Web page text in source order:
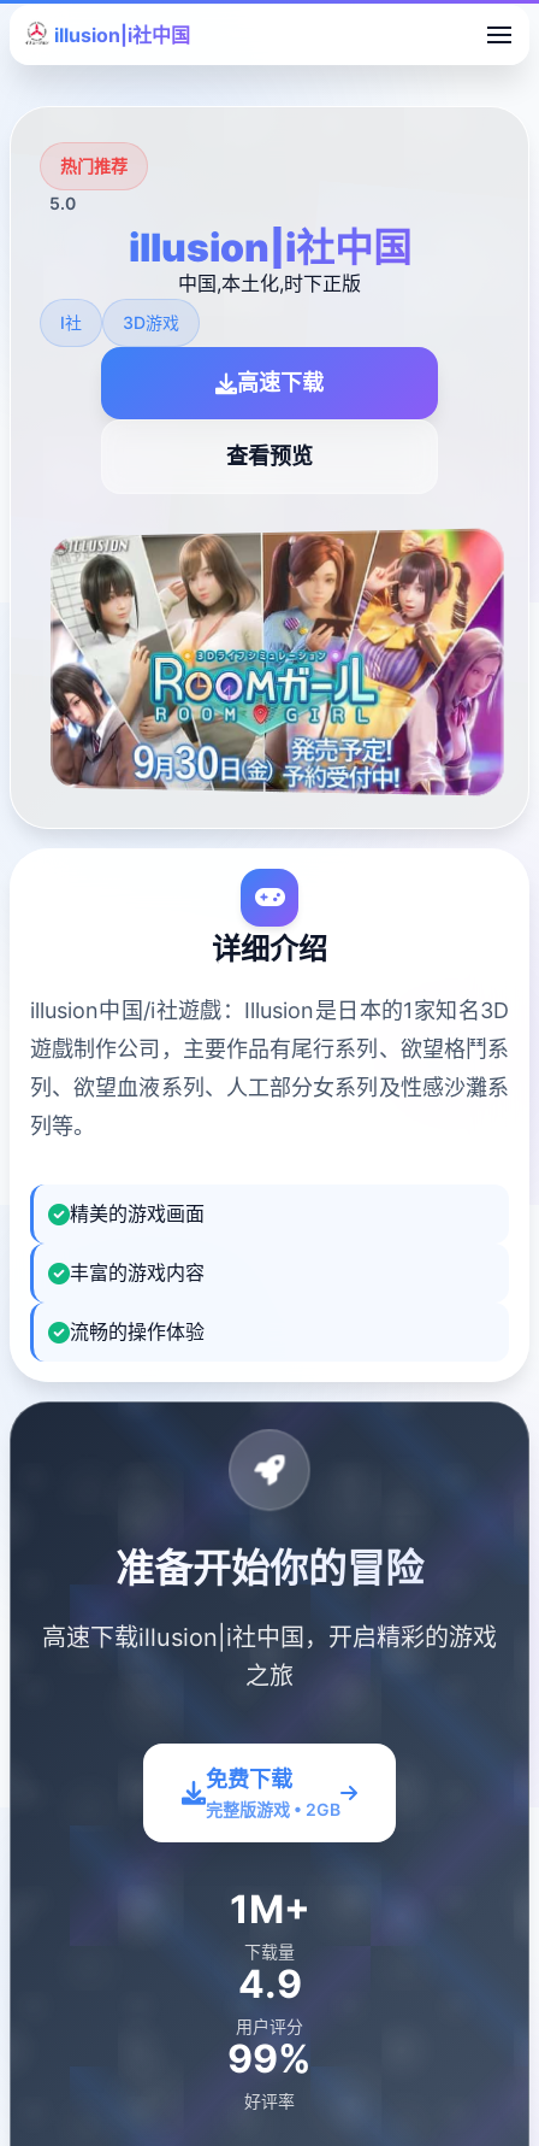
illusion|i社中国
热门推荐
5.0
illusion|i社中国
中国,本土化,时下正版
I社 3D游戏
高速下载
查看预览
详细介绍
illusion中国/i社遊戲：Illusion是日本的1家知名3D
遊戲制作公司，主要作品有尾行系列、欲望格鬥系
列、欲望血液系列、人工部分女系列及性感沙灘系
列等。
精美的游戏画面
丰富的游戏内容
流畅的操作体验
准备开始你的冒险
高速下载illusion|i社中国，开启精彩的游戏
之旅
免费下载
完整版游戏 • 2GB
1M+
下载量
4.9
用户评分
99%
好评率